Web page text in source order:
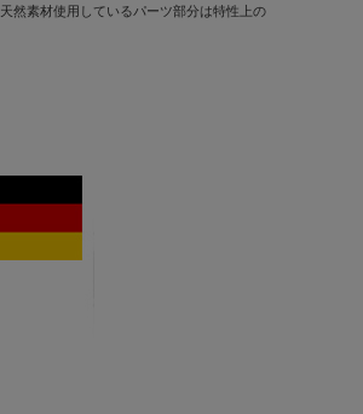
然素材使用しているパーツ部分は特性上の